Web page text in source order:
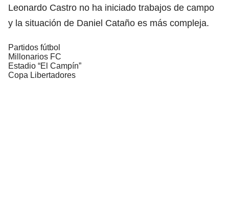
Leonardo Castro no ha iniciado trabajos de campo
y la situación de Daniel Cataño es más compleja.
Partidos fútbol
Millonarios FC
Estadio “El Campín”
Copa Libertadores